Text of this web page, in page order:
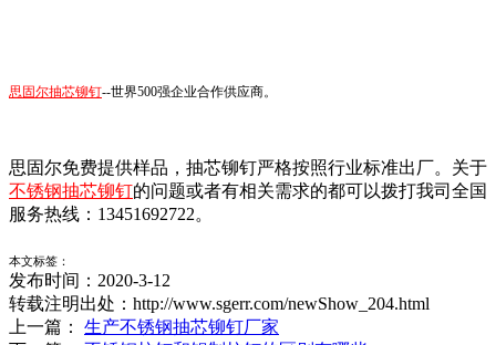
思固尔抽芯铆钉--世界500强企业合作供应商。
思固尔免费提供样品，抽芯铆钉严格按照行业标准出厂。关于
不锈钢抽芯铆钉的问题或者有相关需求的都可以拨打我司全国
服务热线： 13451692722。
本文标签：
发布时间：2020-3-12
转载注明出处：http://www.sgerr.com/newShow_204.html
上一篇：
生产不锈钢抽芯铆钉厂家